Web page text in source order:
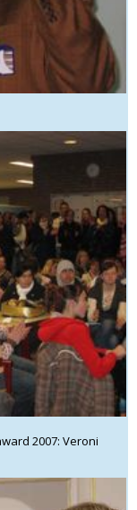
2007: Veroni